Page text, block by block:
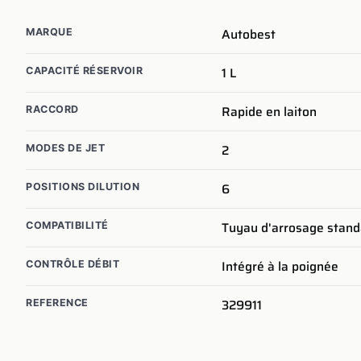
MARQUE Autobest
CAPACITÉ RÉSERVOIR 1 L
RACCORD Rapide en laiton
MODES DE JET 2
POSITIONS DILUTION 6
COMPATIBILITÉ Tuyau d'arrosage
CONTRÔLE DÉBIT Intégré à la poignée
REFERENCE 329911